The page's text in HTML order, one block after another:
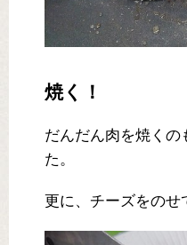
焼く！
だんだん肉を焼くの
た。
更に、チーズをのせ